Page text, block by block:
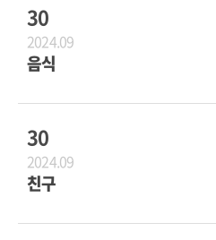
30
2024.09
음식
30
2024.09
친구